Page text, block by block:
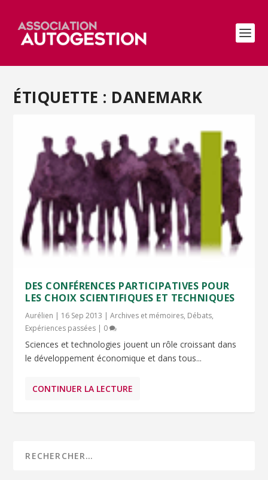
ÉTIQUETTE : DANEMARK
DES CONFÉRENCES PARTICIPATIVES POUR
LES CHOIX SCIENTIFIQUES ET TECHNIQUES
Aurélien | 16 Sep 2013 |Archives et mémoires, Débats,
Expériences passées | 0
Sciences et technologies jouent un rôle croissant dans
le développement économique et dans tous...
CONTINUER LA LECTURE